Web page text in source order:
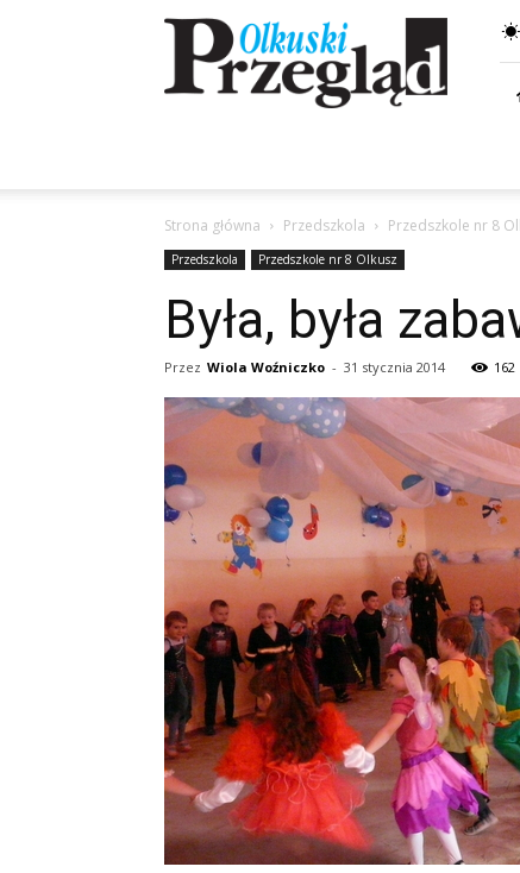
Przegląd
Olkuski
Strona główna Przedszkola Przedszkole nr 8
Przedszkola Przedszkole nr 8 Olkusz
Była, była
Przez Wiola Woźniczko - 31 stycznia 2014 162